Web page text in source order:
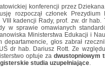
konferencji przez
rozpoczął członek
kadencji Rady, prof. zw. dr hab.
w sprawie omawianych
Ministerstwa Edukacji i
departamencie, głos zabrał
dr hab. Dariusz Rott. Ze
optuje za dwustopniowym
studia uzupełniające